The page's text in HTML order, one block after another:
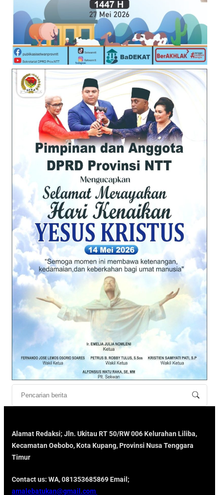
Alamat Redaksi; Jln. Ukitau RT 50/RW 006 Kelurahan Liliba,
Kecamatan Oebobo, Kota Kupang, Provinsi Nusa Tenggara
Timur
Contact us: WA, 081353685869 Email;
amalebatukan@gmail.com